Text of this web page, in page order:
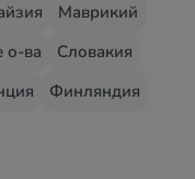
Маврикий
о-ва
Словакия
Финляндия